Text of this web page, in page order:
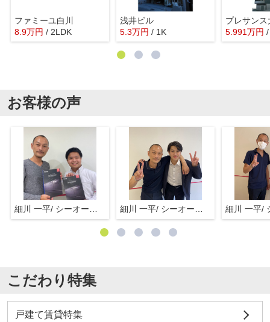
ファミーユ白川
8.9万円 / 2LDK
浅井ビル
5.3万円 / 1K 5.991万円
お客様の声
こだわり特集
戸建て賃貸特集